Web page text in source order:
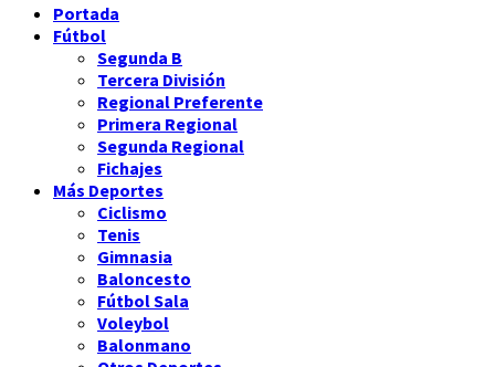
Portada
Fútbol
Segunda B
Tercera División
Regional Preferente
Primera Regional
Segunda Regional
Fichajes
Más Deportes
Ciclismo
Tenis
Gimnasia
Baloncesto
Fútbol Sala
Voleybol
Balonmano